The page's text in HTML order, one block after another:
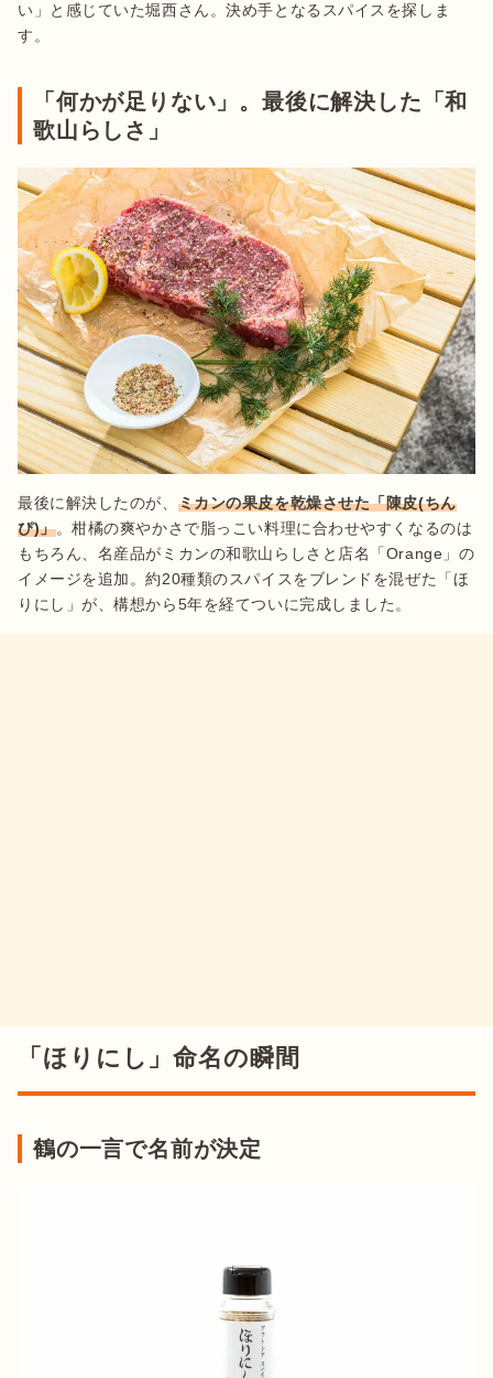
い」と感じていた堀西さん。決め手となるスパイスを探しま
す。
「何かが足りない」。最後に解決した「和
歌山らしさ」
最後に解決したのが、 ミカンの果皮を乾燥させた「陳皮(ちん
ぴ)」。柑橘の爽やかさで脂っこい料理に合わせやすくなるのは
もちろん、名産品がミカンの和歌山らしさと店名「Orange」の
イメージを追加。約20種類のスパイスをブレンドを混ぜた「ほ
りにし」が、構想から5年を経てついに完成しました。
「ほりにし」命名の瞬間
鶴の一言で名前が決定